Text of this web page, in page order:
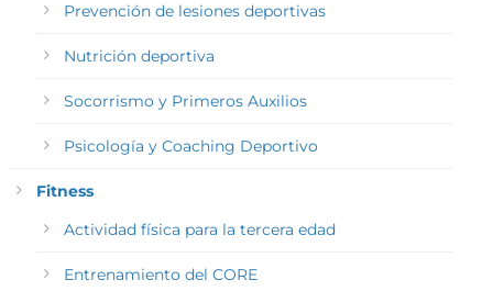
Prevención de lesiones deportivas
Nutrición deportiva
Socorrismo y Primeros Auxilios
Psicología y Coaching Deportivo
Fitness
Actividad física para la tercera edad
Entrenamiento del CORE